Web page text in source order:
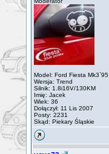
Model: Ford Fiesta Mk3`95
Wersja: Trend
Silnik: 1.8i16V/130KM
Imię: Jacek
Wiek: 36
Dołączył: 11 Lis 2007
Posty: 2231
Skąd: Piekary Śląskie